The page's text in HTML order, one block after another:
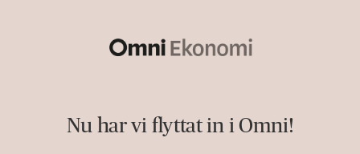
Nu har vi flyttat in i Omni!